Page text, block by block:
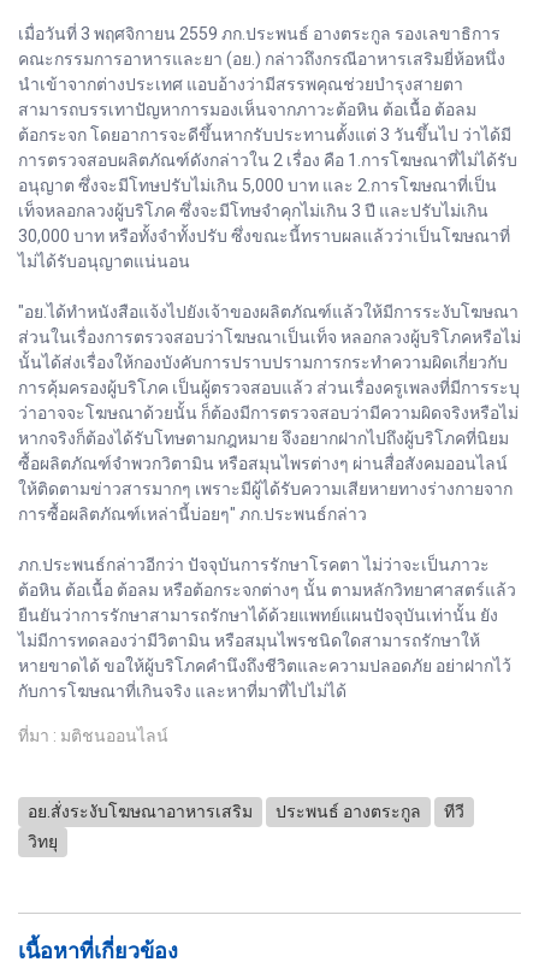
เมื่อวันที่ 3 พฤศจิกายน 2559 ภก.ประพนธ์ อางตระกูล รองเลขาธิการ
คณะกรรมการอาหารและยา (อย.) กล่าวถึงกรณีอาหารเสริมยี่ห้อหนึ่ง
นำเข้าจากต่างประเทศ แอบอ้างว่ามีสรรพคุณช่วยบำรุงสายตา
สามารถบรรเทาปัญหาการมองเห็นจากภาวะต้อหิน ต้อเนื้อ ต้อลม
ต้อกระจก โดยอาการจะดีขึ้นหากรับประทานตั้งแต่ 3 วันขึ้นไป ว่าได้มี
การตรวจสอบผลิตภัณฑ์ดังกล่าวใน 2 เรื่อง คือ 1.การโฆษณาที่ไม่ได้รับ
อนุญาต ซึ่งจะมีโทษปรับไม่เกิน 5,000 บาท และ 2.การโฆษณาที่เป็น
เท็จหลอกลวงผู้บริโภค ซึ่งจะมีโทษจำคุกไม่เกิน 3 ปี และปรับไม่เกิน
30,000 บาท หรือทั้งจำทั้งปรับ ซึ่งขณะนี้ทราบผลแล้วว่าเป็นโฆษณาที่
ไม่ได้รับอนุญาตแน่นอน
"อย.ได้ทำหนังสือแจ้งไปยังเจ้าของผลิตภัณฑ์แล้วให้มีการระงับโฆษณา
ส่วนในเรื่องการตรวจสอบว่าโฆษณาเป็นเท็จ หลอกลวงผู้บริโภคหรือไม่
นั้นได้ส่งเรื่องให้กองบังคับการปราบปรามการกระทำความผิดเกี่ยวกับ
การคุ้มครองผู้บริโภค เป็นผู้ตรวจสอบแล้ว ส่วนเรื่องครูเพลงที่มีการระบุ
ว่าอาจจะโฆษณาด้วยนั้น ก็ต้องมีการตรวจสอบว่ามีความผิดจริงหรือไม่
หากจริงก็ต้องได้รับโทษตามกฎหมาย จึงอยากฝากไปถึงผู้บริโภคที่นิยม
ซื้อผลิตภัณฑ์จำพวกวิตามิน หรือสมุนไพรต่างๆ ผ่านสื่อสังคมออนไลน์
ให้ติดตามข่าวสารมากๆ เพราะมีผู้ได้รับความเสียหายทางร่างกายจาก
การซื้อผลิตภัณฑ์เหล่านี้บ่อยๆ" ภก.ประพนธ์กล่าว
ภก.ประพนธ์กล่าวอีกว่า ปัจจุบันการรักษาโรคตา ไม่ว่าจะเป็นภาวะ
ต้อหิน ต้อเนื้อ ต้อลม หรือต้อกระจกต่างๆ นั้น ตามหลักวิทยาศาสตร์แล้ว
ยืนยันว่าการรักษาสามารถรักษาได้ด้วยแพทย์แผนปัจจุบันเท่านั้น ยัง
ไม่มีการทดลองว่ามีวิตามิน หรือสมุนไพรชนิดใดสามารถรักษาให้
หายขาดได้ ขอให้ผู้บริโภคคำนึงถึงชีวิตและความปลอดภัย อย่าฝากไว้
กับการโฆษณาที่เกินจริง และหาที่มาที่ไปไม่ได้
ที่มา : มติชนออนไลน์
อย.สั่งระงับโฆษณาอาหารเสริม ประพนธ์ อางตระกูล
ทีวี
วิทยุ
เนื้อหาที่เกี่ยวข้อง